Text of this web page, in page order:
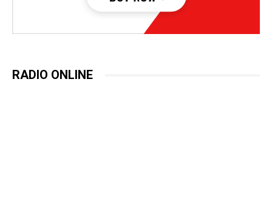
RADIO ONLINE